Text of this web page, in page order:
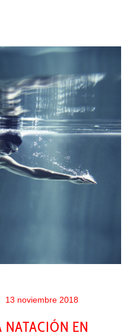
13 noviembre 2018
NATACIÓN EN